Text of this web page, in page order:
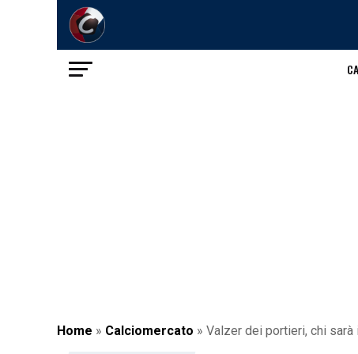
Home » Calciomercato » Valzer dei portieri, chi